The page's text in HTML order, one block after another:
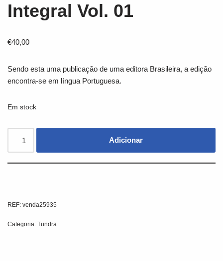
Integral Vol. 01
€40,00
Sendo esta uma publicação de uma editora Brasileira, a edição
encontra-se em língua Portuguesa.
Em stock
Adicionar
REF: venda25935
Categoria: Tundra